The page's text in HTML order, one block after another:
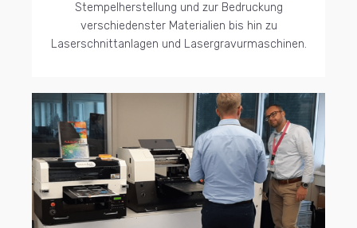
Stempelherstellung und zur Bedruckung
verschiedenster Materialien bis hin zu
Laserschnittanlagen und Lasergravurmaschinen.